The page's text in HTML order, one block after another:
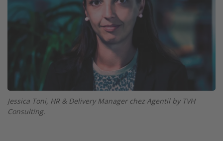
Jessica Toni, HR & Delivery Manager chez Agentil by TVH
Consulting.